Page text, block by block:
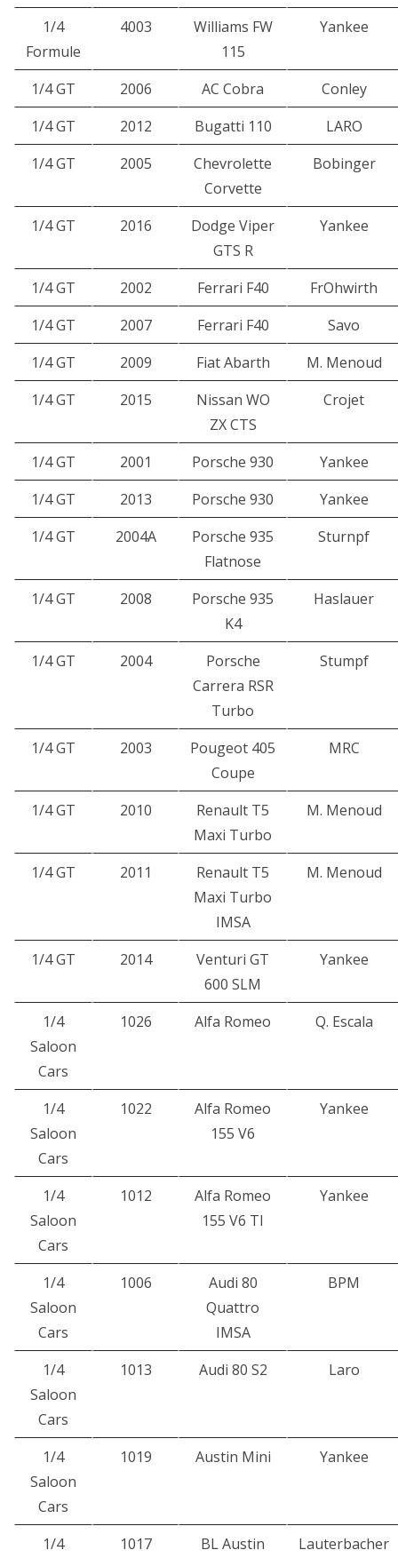
1/4
Formule
4003
Williams FW
115
Yankee
1/4 GT 2006 AC Cobra
Conley
1/4 GT
2012 Bugatti 110
LARO
1/4 GT
2005
Chevrolette
Corvette
Bobinger
1/4 GT 2016
Dodge Viper
GTS R
Yankee
1/4 GT 2002 Ferrari F40
FrOhwirth
1/4 GT
2007 Ferrari F40
Savo
1/4 GT
2009 Fiat Abarth
M. Menoud
1/4 GT
2015
Nissan WO
ZX CTS
Crojet
1/4 GT 2001 Porsche 930
Yankee
1/4 GT
2013 Porsche 930
Yankee
1/4 GT
2004A
Porsche 935
Flatnose
Sturnpf
1/4 GT 2008
Porsche 935
K4
Haslauer
1/4 GT 2004
Porsche
Carrera RSR
Turbo
Stumpf
1/4 GT 2003
Pougeot 405
Coupe
MRC
1/4 GT 2010
Renault T5
Maxi Turbo
M. Menoud
1/4 GT 2011
Renault T5
Maxi Turbo
IMSA
M. Menoud
1/4 GT 2014
Venturi GT
600 SLM
Yankee
1/4
Saloon
Cars
1026 Alfa Romeo Q. Escala
1/4
Saloon
Cars
1022
Alfa Romeo
155 V6
Yankee
1/4
Saloon
Cars
1012
Alfa Romeo
155 V6 TI
Yankee
1/4
Saloon
Cars
1006
Audi 80
Quattro
IMSA
BPM
1/4
Saloon
Cars
1013 Audi 80 S2 Laro
1/4
Saloon
Cars
1019 Austin Mini Yankee
1/4 1017 BL Austin Lauterbacher